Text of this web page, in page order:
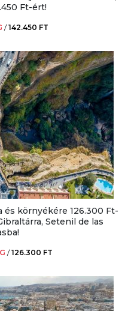
Ft-ért!
/142.450 FT
és környékére 126.300 Ft-
Setenil de las
/126.300 FT